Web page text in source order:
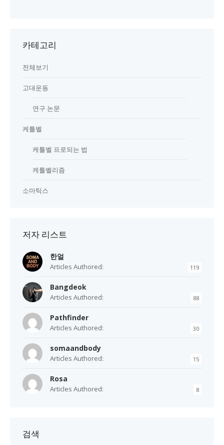
카테고리
전체보기
고대운동
연구 논문
케틀벨
케틀벨 프로되는 법
케틀벨리즘
소마틱스
저자 리스트
한얼
Articles Authored: 119
Bangdeok
Articles Authored: 88
Pathfinder
Articles Authored: 30
somaandbody
Articles Authored: 15
Rosa
Articles Authored: 8
검색